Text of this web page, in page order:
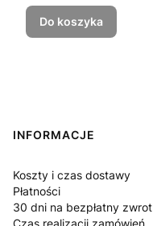
Do koszyka
Linki w stopce
INFORMACJE
Koszty i czas dostawy
Płatności
30 dni na bezpłatny zwrot
Czas realizacji zamówień